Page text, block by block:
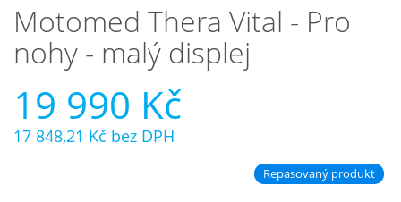
Motomed Thera Vital - Pro
nohy - malý displej
19 990 Kč
17 848,21 Kč bez DPH
Repasovaný produkt